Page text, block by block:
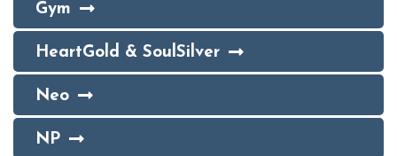
Gym
HeartGold & SoulSilver
Neo
NP